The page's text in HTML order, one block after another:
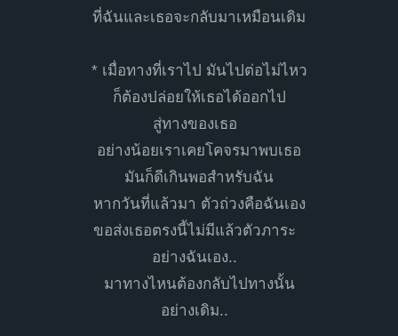
ที่ฉันและเธอจะกลับมาเหมือนเดิม
* เมื่อทางที่เราไป มันไปต่อไม่ไหว
ก็ต้องปล่อยให้เธอได้ออกไป
สู่ทางของเธอ
อย่างน้อยเราเคยโคจรมาพบเธอ
มันก็ดีเกินพอสำหรับฉัน
หากวันที่แล้วมา ตัวถ่วงคือฉันเอง
ขอส่งเธอตรงนี้ไม่มีแล้วตัวภาระ
อย่างฉันเอง..
มาทางไหนต้องกลับไปทางนั้น
อย่างเดิม..